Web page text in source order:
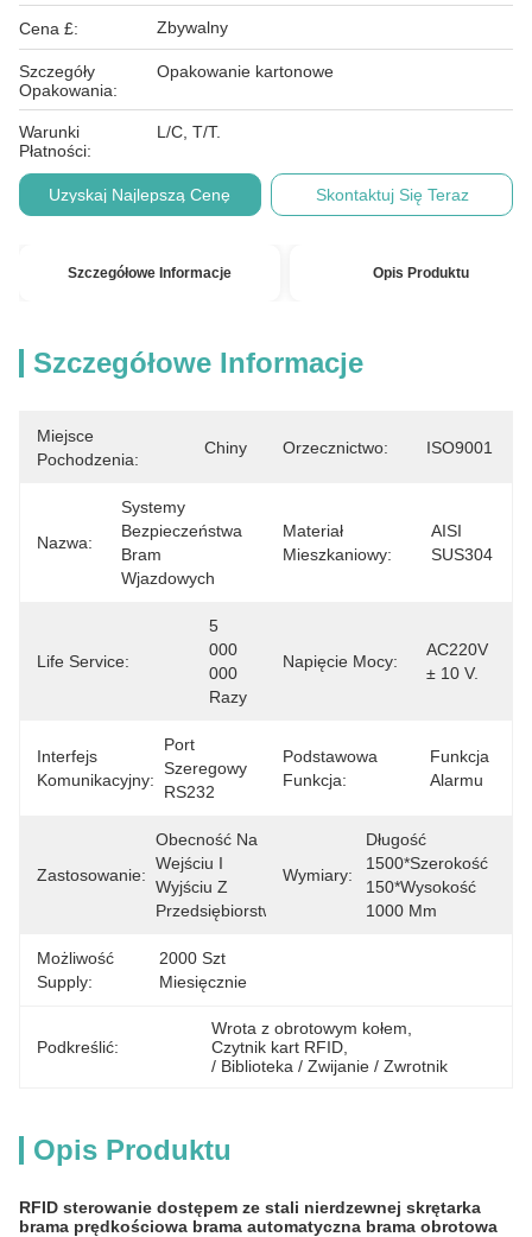
Cena £: Zbywalny
Szczegóły
Opakowania:
Opakowanie kartonowe
Warunki
Płatności:
L/C, T/T.
Uzyskaj Najlepszą Cenę Skontaktuj Się Teraz
Szczegółowe Informacje Opis Produktu
Szczegółowe Informacje
Miejsce
Pochodzenia:
Chiny Orzecznictwo: ISO9001
Nazwa:
Systemy
Bezpieczeństwa
Bram
Wjazdowych
Materiał
Mieszkaniowy:
AISI
SUS304
Life Service:
5
000
000
Razy
Napięcie Mocy:
AC220V
± 10 V.
Interfejs
Komunikacyjny:
Port
Szeregowy
RS232
Podstawowa
Funkcja:
Funkcja
Alarmu
Zastosowanie:
Obecność Na
Wejściu I
Wyjściu Z
Przedsiębiorstwa
Wymiary:
Długość
1500*Szerokość
150*Wysokość
1000 Mm
Możliwość
Supply:
2000 Szt
Miesięcznie
Podkreślić:
Wrota z obrotowym kołem
Czytnik kart RFID
/ Biblioteka / Zwijanie / Zwrotnik
Opis Produktu
RFID sterowanie dostępem ze stali nierdzewnej skrętarka
brama prędkościowa brama automatyczna brama obrotowa